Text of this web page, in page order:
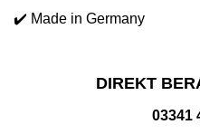
✔️ Made in Germany
DIREKT
03341